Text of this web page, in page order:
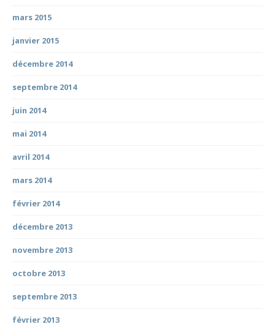
mars 2015
janvier 2015
décembre 2014
septembre 2014
juin 2014
mai 2014
avril 2014
mars 2014
février 2014
décembre 2013
novembre 2013
octobre 2013
septembre 2013
février 2013